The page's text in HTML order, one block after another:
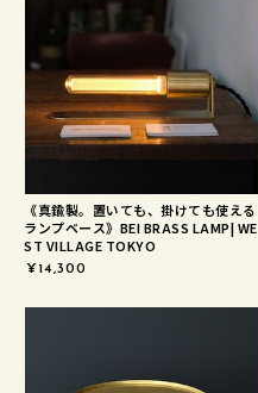
《真鍮製。置いても、掛けても使える
ランプベース》BEI BRASS LAMP| WE
ST VILLAGE TOKYO
¥14,300